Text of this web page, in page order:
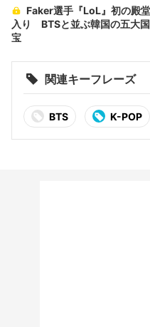
入り BTSと並ぶ韓国の五大国
宝
関連キーフレーズ
BTS K-POP